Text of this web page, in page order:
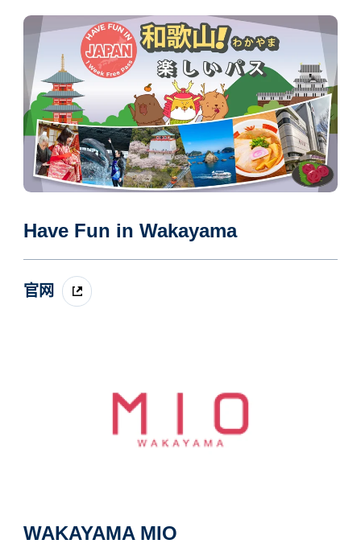
Have Fun in Wakayama
官网
WAKAYAMA MIO